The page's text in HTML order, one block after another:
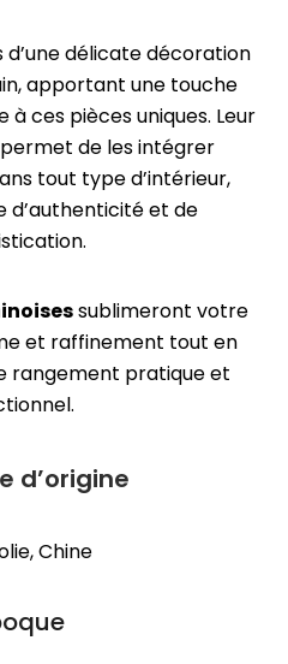
délicate décoration
apportant une touche
à ces pièces uniques. Leur
de les intégrer
tout type d’intérieur,
d’authenticité et de
sublimeront votre
et raffinement tout en
rangement pratique et
d’origine
Chine